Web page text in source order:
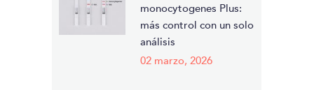
monocytogenes Plus:
más control con un solo
análisis
02 marzo, 2026